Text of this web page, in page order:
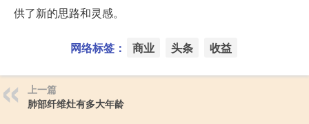
供了新的思路和灵感。
网络标签： 商业 头条 收益
上一篇
肺部纤维灶有多大年龄